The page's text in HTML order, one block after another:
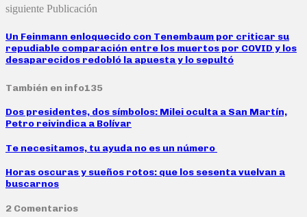
siguiente Publicación
Un Feinmann enloquecido con Tenembaum por criticar su
repudiable comparación entre los muertos por COVID y los
desaparecidos redobló la apuesta y lo sepultó
También en info135
Dos presidentes, dos símbolos: Milei oculta a San Martín,
Petro reivindica a Bolívar
Te necesitamos, tu ayuda no es un número
Horas oscuras y sueños rotos: que los sesenta vuelvan a
buscarnos
2 Comentarios